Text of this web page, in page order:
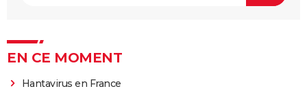
EN CE MOMENT
Hantavirus en France